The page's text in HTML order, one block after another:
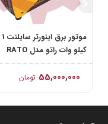
موتور برق اینورتر سایلنت 1
کیلو وات راتو مدل RATO
R1500iS
55,000,000 تومان